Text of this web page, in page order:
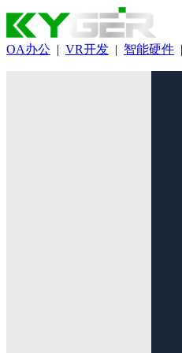
OA办公 | VR开发 | 智能硬件 |